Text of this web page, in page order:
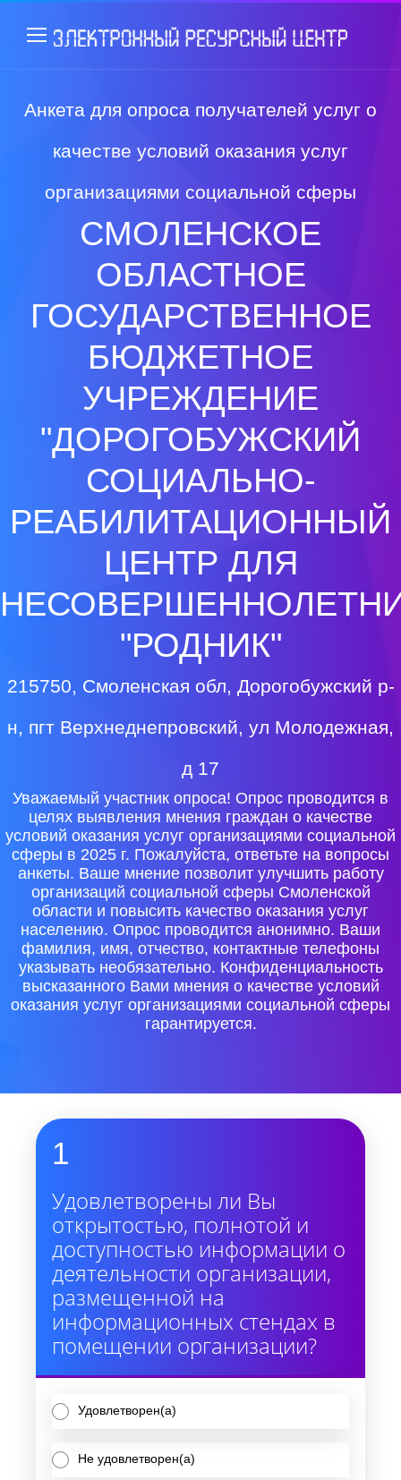
Анкета для опроса получателей услуг о
качестве условий оказания услуг
организациями социальной сферы
СМОЛЕНСКОЕ
ОБЛАСТНОЕ
ГОСУДАРСТВЕННОЕ
БЮДЖЕТНОЕ
УЧРЕЖДЕНИЕ
"ДОРОГОБУЖСКИЙ
СОЦИАЛЬНО-
РЕАБИЛИТАЦИОННЫЙ
ЦЕНТР ДЛЯ
"РОДНИК"
215750, Смоленская обл, Дорогобужский р-
н, пгт Верхнеднепровский, ул Молодежная,
д 17
Уважаемый участник опроса! Опрос проводится в
целях выявления мнения граждан о качестве
условий оказания услуг организациями социальной
сферы в 2025 г. Пожалуйста, ответьте на вопросы
анкеты. Ваше мнение позволит улучшить работу
организаций социальной сферы Смоленской
области и повысить качество оказания услуг
населению. Опрос проводится анонимно. Ваши
фамилия, имя, отчество, контактные телефоны
указывать необязательно. Конфиденциальность
высказанного Вами мнения о качестве условий
оказания услуг организациями социальной сферы
гарантируется.
1
Удовлетворены ли Вы
открытостью, полнотой и
доступностью информации о
деятельности организации,
размещенной на
информационных стендах в
помещении организации?
Удовлетворен(а)
Не удовлетворен(а)